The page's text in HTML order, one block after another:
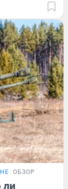
ОБЗОР
ли